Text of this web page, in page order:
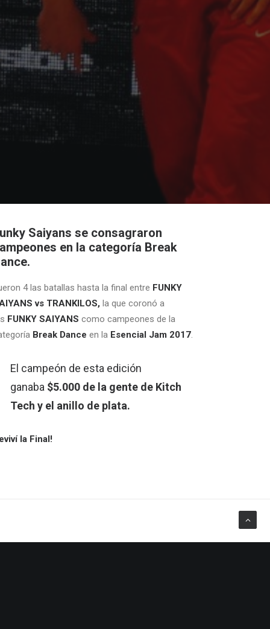
Saiyans se consagraron
en la categoría Break
4 las batallas hasta la final entre FUNKY
vs TRANKILOS, la que coronó a
FUNKY SAIYANS como campeones de la
Break Dance en la Esencial Jam 2017.
El campeón de esta edición
ganaba $5.000 de la gente de Kitch
Tech y el anillo de plata.
la Final!